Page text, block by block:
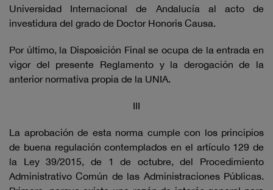
Universidad Internacional de Andalucía al acto de
investidura del grado de Doctor Honoris Causa.
Por último, la Disposición Final se ocupa de la entrada en
vigor del presente Reglamento y la derogación de la
anterior normativa propia de la UNIA.
III
La aprobación de esta norma cumple con los principios
de buena regulación contemplados en el artículo 129 de
la Ley 39/2015, de 1 de octubre, del Procedimiento
Administrativo Común de las Administraciones Públicas.